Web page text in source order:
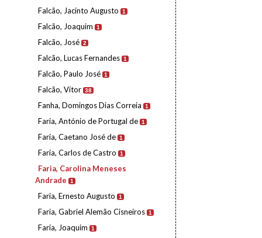
Falcão, Jacinto Augusto 1
Falcão, Joaquim 1
Falcão, José 2
Falcão, Lucas Fernandes 1
Falcão, Paulo José 1
Falcão, Vítor 38
Fanha, Domingos Dias Correia 1
Faria, António de Portugal de 1
Faria, Caetano José de 1
Faria, Carlos de Castro 1
Faria, Carolina Meneses
Andrade
1
Faria, Ernesto Augusto 1
Faria, Gabriel Alemão Cisneiros 1
Faria, Joaquim 1